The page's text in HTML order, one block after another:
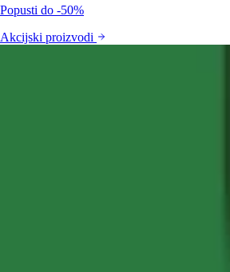
Popusti do -50%
Akcijski proizvodi